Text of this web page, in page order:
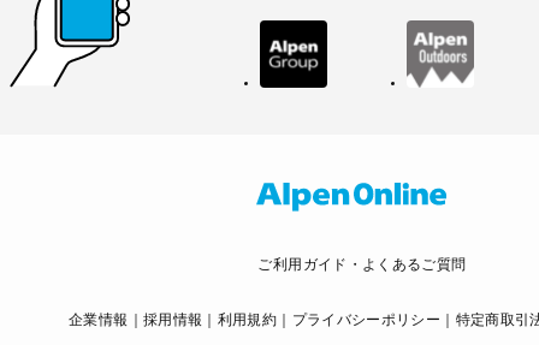
ご利用ガイド・よくあるご質問
企業情報 採用情報 利用規約 プライバシーポリシー 特定商取引